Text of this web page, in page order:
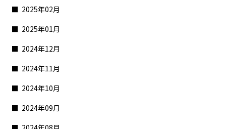
2025年02月
2025年01月
2024年12月
2024年11月
2024年10月
2024年09月